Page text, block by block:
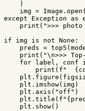
)
img = Image . open (
except
Exception as
print ( ">>>
if
img is not None :
preds = top5 (
print ( "\n>>>
for
label , conf
print ( f " {
plt . figure (
plt . imshow( img )
plt . axis ( "off" )
plt . title ( f " {
plt . show()